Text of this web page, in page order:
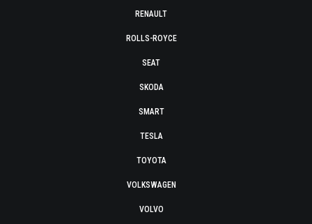
RENAULT
ROLLS-ROYCE
SEAT
SKODA
SMART
TESLA
TOYOTA
VOLKSWAGEN
VOLVO